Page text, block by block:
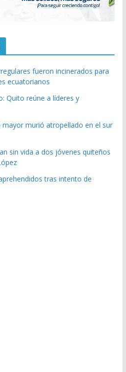
fueron incinerados para
ecuatorianos
Quito reúne a líderes y
murió atropellado en el sur
sin vida a dos jóvenes quiteños
tras intento de